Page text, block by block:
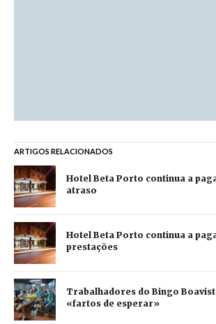
ARTIGOS RELACIONADOS
Hotel Beta Porto continua a
atraso
Hotel Beta Porto continua a
prestações
Trabalhadores do Bingo
«fartos de esperar»